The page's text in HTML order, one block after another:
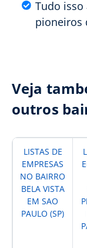
Tudo isso
pioneiros
Veja
outros
LISTAS DE
EMPRESAS
NO BAIRRO
BELA VISTA
EM SAO
PAULO (SP)